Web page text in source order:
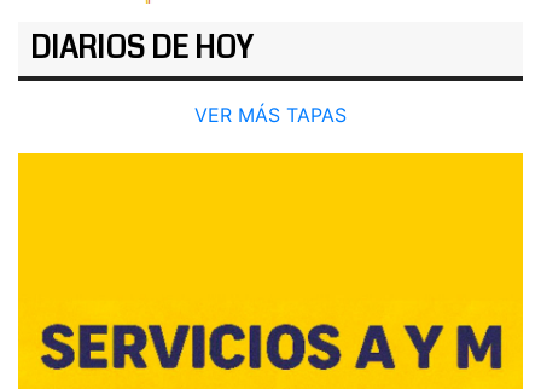
DIARIOS DE HOY
VER MÁS TAPAS